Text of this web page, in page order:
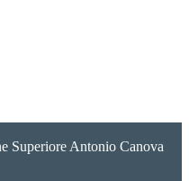
Superiore Antonio Canova